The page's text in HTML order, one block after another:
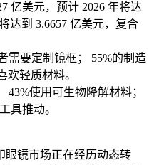
亿美元，预计 2026 年将达
达到 3.6657 亿美元，复合
需要定制镜框； 55%的制造
欢轻质材料。
43%使用可生物降解材料；
具推动。
眼镜市场正在经历动态转